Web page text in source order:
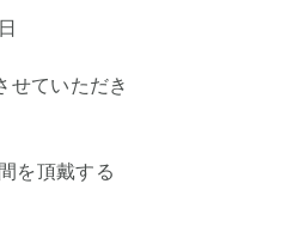
せていただき
を頂戴する